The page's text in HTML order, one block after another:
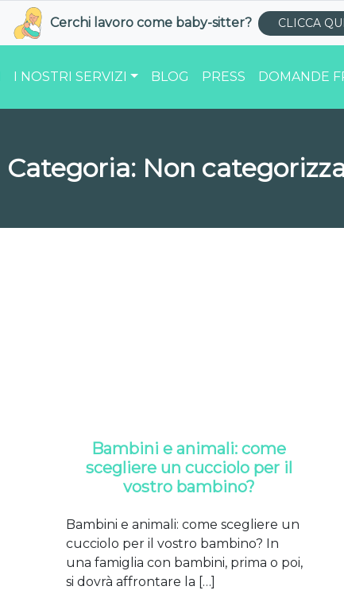
Cerchi lavoro come baby-sitter? CLICCA QUI
I NOSTRI SERVIZI BLOG PRESS DOMANDE
Categoria: Non
Bambini e animali: come
scegliere un cucciolo per il
vostro bambino?
Bambini e animali: come scegliere un
cucciolo per il vostro bambino? In
una famiglia con bambini, prima o poi,
si dovrà affrontare la […]